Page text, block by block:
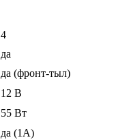
4
да
да (фронт-тыл)
12 B
55 Вт
да (1А)